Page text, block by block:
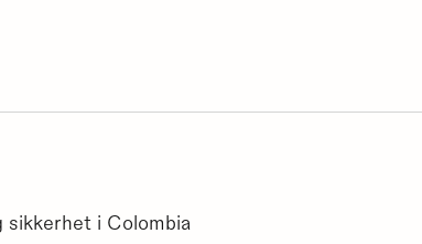
sikkerhet i Colombia